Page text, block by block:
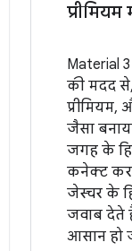
Material
की मदद
प्रीमियम,
जैसा
जगह के
कनेक्ट
जेस्चर के
जवाब देते
आसान हो